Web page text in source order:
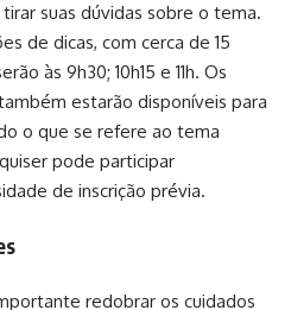
suas dúvidas sobre o tema.
de dicas, com cerca de 15
às 9h30; 10h15 e 11h. Os
estarão disponíveis para
o que se refere ao tema
pode participar
de inscrição prévia.
redobrar os cuidados